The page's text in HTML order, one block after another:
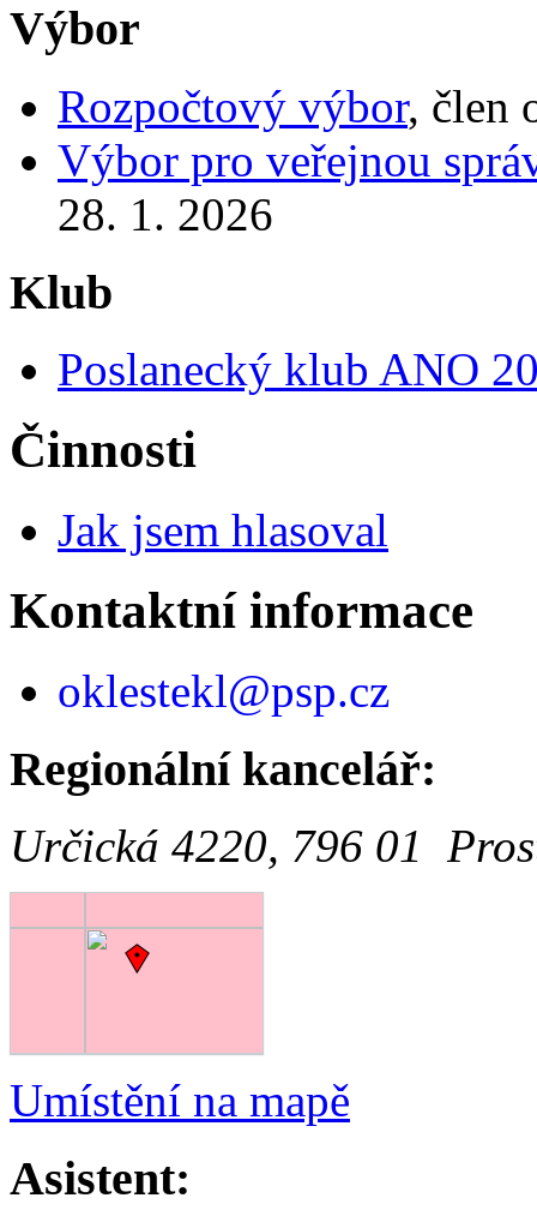
Výbor
Rozpočtový výbor, člen
Výbor pro veřejnou
28. 1. 2026
Klub
Poslanecký klub ANO
Činnosti
Jak jsem hlasoval
Kontaktní informace
oklestekl@psp.cz
Regionální kancelář:
Určická 4220, 796 01
Umístění na mapě
Asistent: